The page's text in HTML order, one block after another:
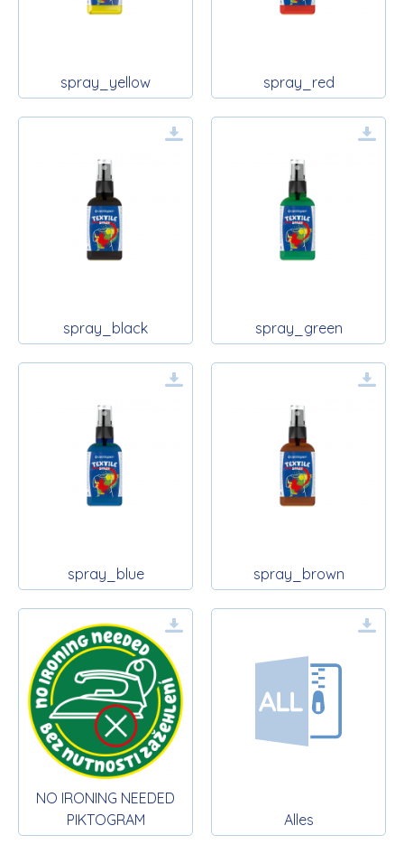
spray_yellow spray_red
spray_black spray_green
spray_blue spray_brown
NO IRONING NEEDED
PIKTOGRAM
Alles